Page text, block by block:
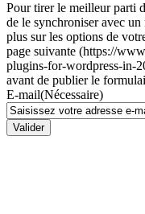
Pour tirer le meilleur parti
de le synchroniser avec
plus sur les options de
page suivante (https://
plugins-for-wordpress-in-
avant de publier le
E-mail(Nécessaire)
Valider